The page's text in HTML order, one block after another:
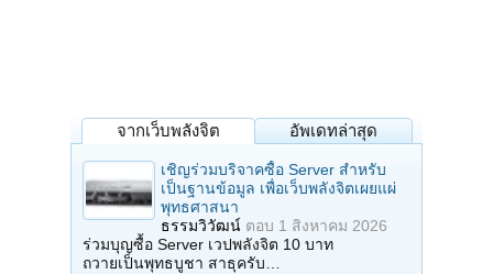
จากเว็บพลังจิต อัพเดทล่าสุด
เชิญร่วมบริจาคซื้อ Server สำหรับ
เป็นฐานข้อมูล เพื่อเว็บพลังจิตเผยแผ่
พุทธศาสนา
ธรรมวิวัฒน์ ตอบ 1 สิงหาคม 2026
ร่วมบุญซื้อ Server เวปพลังจิต 10 บาท
ถวายเป็นพุทธบูชา สาธุครับ…